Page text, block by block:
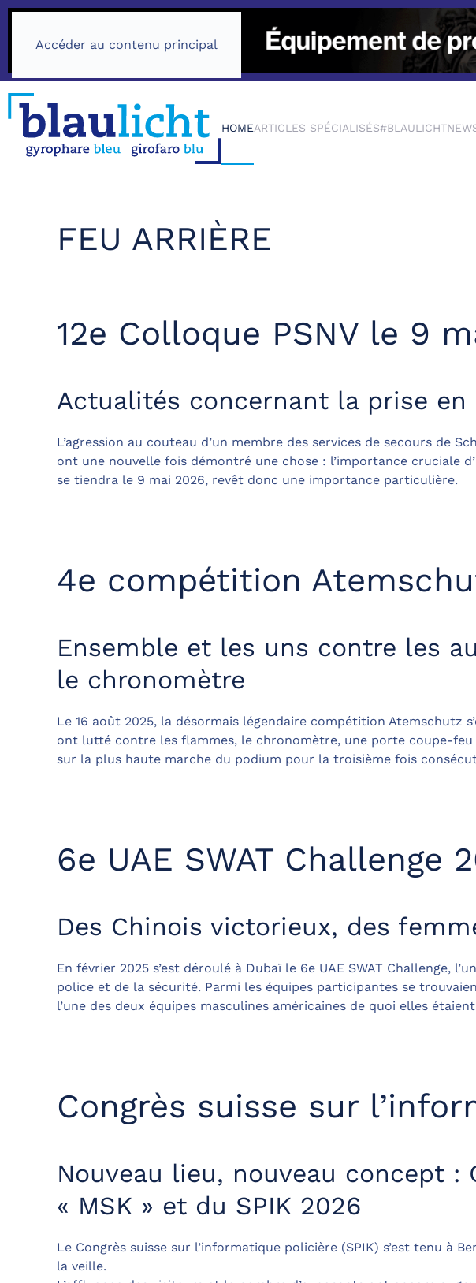
Accéder au contenu principal
HOMEARTICLES SPÉCIALISÉS
FEU ARRIÈRE
12e Colloque PSNV le 9
Actualités concernant la prise en
L’agression au couteau d’un membre des services de secours de
ont une nouvelle fois démontré une chose : l’importance cruciale
se tiendra le 9 mai 2026, revêt donc une importance particulière.
4e compétition
Ensemble et les uns contre les
le chronomètre
Le 16 août 2025, la désormais légendaire compétition Atemschutz
ont lutté contre les flammes, le chronomètre, une porte coupe-
sur la plus haute marche du podium pour la troisième fois
6e UAE SWAT Challenge
Des Chinois victorieux, des
En février 2025 s’est déroulé à Dubaï le 6e UAE SWAT Challenge,
police et de la sécurité. Parmi les équipes participantes se
l’une des deux équipes masculines américaines de quoi elles
Congrès suisse sur
Nouveau lieu, nouveau concept :
« MSK » et du SPIK 2026
Le Congrès suisse sur l’informatique policière (SPIK) s’est tenu à
la veille.